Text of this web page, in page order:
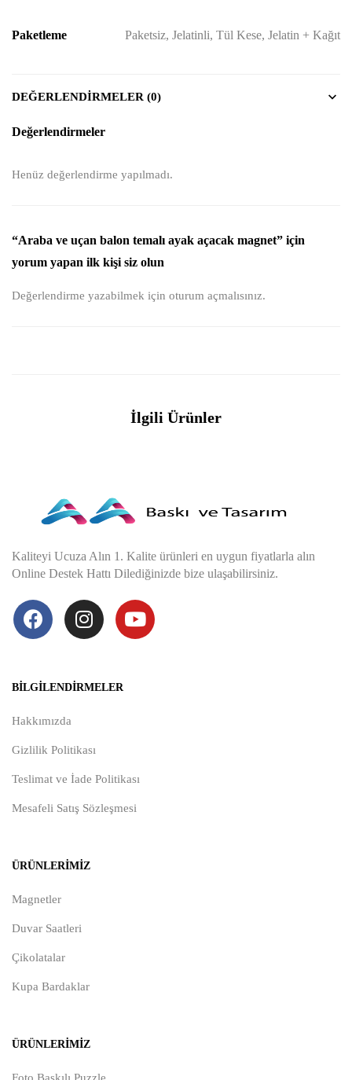
Paketleme Paketsiz, Jelatinli, Tül Kese, Jelatin + Kağıt
DEĞERLENDIRMELER (0)
Değerlendirmeler
Henüz değerlendirme yapılmadı.
“Araba ve uçan balon temalı ayak açacak magnet” için
yorum yapan ilk kişi siz olun
Değerlendirme yazabilmek için oturum açmalısınız.
İlgili Ürünler
Kaliteyi Ucuza Alın 1. Kalite ürünleri en uygun fiyatlarla alın
Online Destek Hattı Dilediğinizde bize ulaşabilirsiniz.
BILGILENDIRMELER
Hakkımızda
Gizlilik Politikası
Teslimat ve İade Politikası
Mesafeli Satış Sözleşmesi
ÜRÜNLERIMIZ
Magnetler
Duvar Saatleri
Çikolatalar
Kupa Bardaklar
ÜRÜNLERIMIZ
Foto Baskılı Puzzle